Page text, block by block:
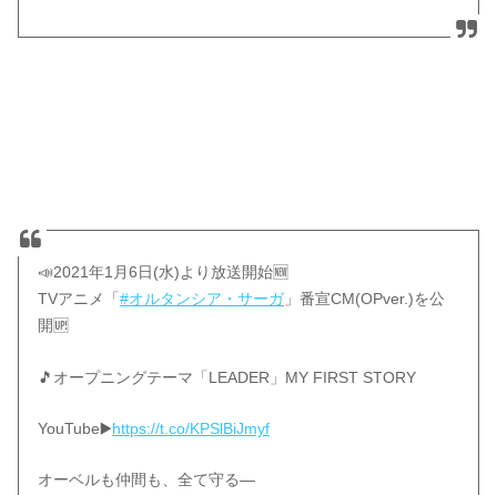
📣2021年1月6日(水)より放送開始🆕
TVアニメ「#オルタンシア・サーガ」番宣CM(OPver.)を公
開🆙
🎵オープニングテーマ「LEADER」MY FIRST STORY
YouTube▶️https://t.co/KPSlBiJmyf
オーベルも仲間も、全て守る―